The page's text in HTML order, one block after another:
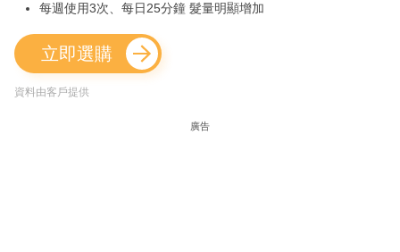
每週使用3次、每日25分鐘 髮量明顯增加
立即選購
資料由客戶提供
廣告